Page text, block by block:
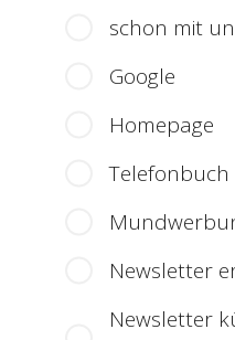
schon mit
Google
Homepage
Telefonbuch
Newsletter
Newsletter